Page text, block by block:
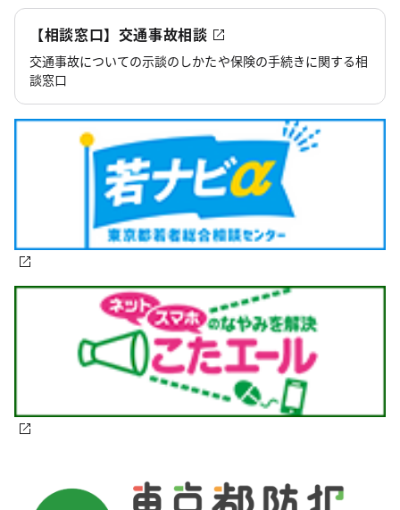
【相談窓口】交通事故相談
交通事故についての示談のしかたや保険の手続きに関する相
談窓口